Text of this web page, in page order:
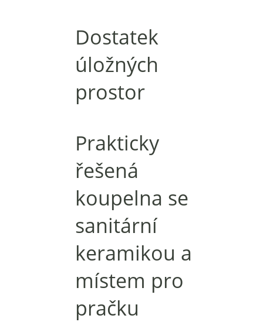
Dostatek
úložných
prostor
Prakticky
řešená
koupelna se
sanitární
keramikou a
místem pro
pračku